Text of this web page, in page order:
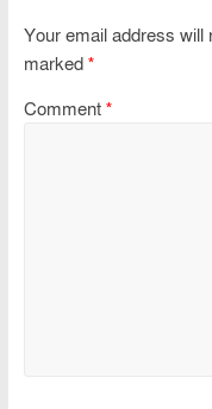
Your email address will
marked *
Comment *